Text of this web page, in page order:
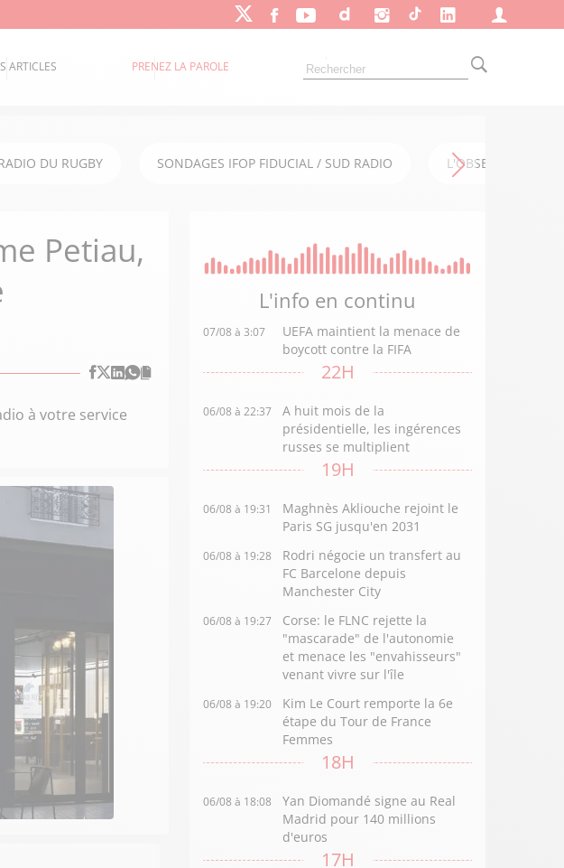
ARTICLES PRENEZ LA PAROLE
DU RUGBY SONDAGES IFOP FIDUCIAL / SUD RADIO L'OBSERVATOIRE
Petiau,
à votre service
L'info en continu
07/08 à 3:07
UEFA maintient la menace de
boycott contre la FIFA
22H
06/08 à 22:37
A huit mois de la
présidentielle, les ingérences
russes se multiplient
19H
06/08 à 19:31
Maghnès Akliouche rejoint le
Paris SG jusqu'en 2031
06/08 à 19:28
Rodri négocie un transfert au
FC Barcelone depuis
Manchester City
06/08 à 19:27
Corse: le FLNC rejette la
"mascarade" de l'autonomie
et menace les "envahisseurs"
venant vivre sur l'île
06/08 à 19:20
Kim Le Court remporte la 6e
étape du Tour de France
Femmes
18H
06/08 à 18:08
Yan Diomandé signe au Real
Madrid pour 140 millions
d'euros
17H